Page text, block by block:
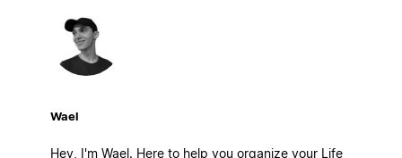
Wael
Hey, I'm Wael. Here to help you organize your Life